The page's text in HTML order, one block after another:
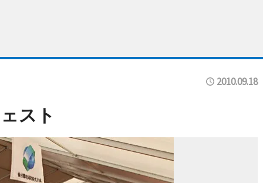
2010.09.18
スト